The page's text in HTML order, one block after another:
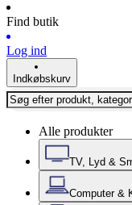
Find butik
Log ind
Indkøbskurv
Alle produkter
TV, Lyd &
Computer &